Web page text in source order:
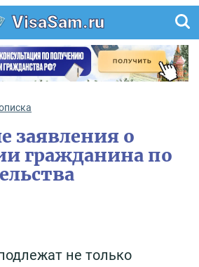
VisaSam.ru
заявления о
гражданина по
не только